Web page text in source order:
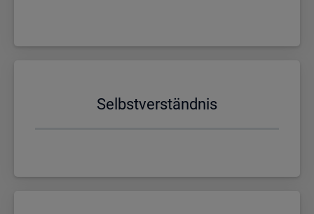
Selbst­ver­ständ­nis